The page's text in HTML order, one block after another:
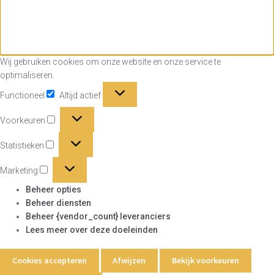
Wij gebruiken cookies om onze website en onze service te
optimaliseren.
Functioneel Altijd actief
Voorkeuren
Statistieken
Marketing
Marketing
Beheer opties
Beheer diensten
Beheer {vendor_count} leveranciers
Lees meer over deze doeleinden
Cookies accepteren Afwijzen Bekijk voorkeuren